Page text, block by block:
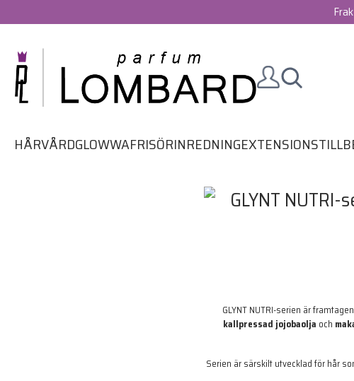
HÅRVÅRDGLOWWAFRISÖRINREDNINGEXTENSIONS
GLYNT NUTRI-serien är
kallpressad jojobaolja och
Serien är särskilt utvecklad för hår